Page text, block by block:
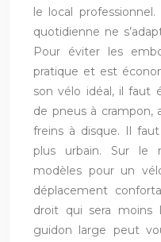
le local
quotidienne ne
Pour éviter les
pratique et est
son vélo idéal, il faut
de pneus à crampon,
freins à disque. Il
plus urbain. Sur le
modèles pour un
déplacement
droit qui sera
guidon large peut